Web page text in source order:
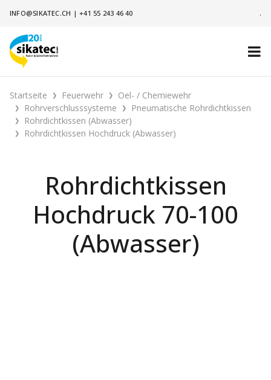
INFO@SIKATEC.CH |+41 55 243 46 40 .
Startseite Feuerwehr
Oel- / Chemiewehr
Rohrverschlusssysteme
Pneumatische Rohrdichtkissen
Rohrdichtkissen (Abwasser)
Rohrdichtkissen Hochdruck (Abwasser)
Rohrdichtkissen
Hochdruck 70-100
(Abwasser)